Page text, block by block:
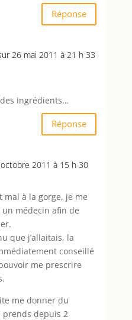
Réponse
26 mai 2011 à 21 h 33
ingrédients…
Réponse
2011 à 15 h 30
mal à la gorge, je me
médecin afin de
que j’allaitais, la
conseillé
me prescrire
me donner du
prends depuis 2